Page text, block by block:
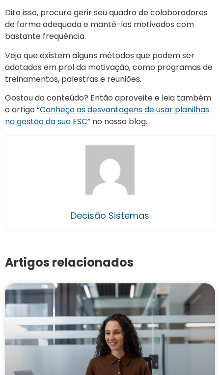
Dito isso, procure gerir seu quadro de colaboradores
de forma adequada e mantê-los motivados com
bastante frequência.
Veja que existem alguns métodos que podem ser
adotados em prol da motivação, como programas de
treinamentos, palestras e reuniões.
Gostou do conteúdo? Então aproveite e leia também
o artigo “Conheça as desvantagens de usar planilhas
na gestão da sua ESC” no nosso blog.
Decisão Sistemas
Artigos relacionados